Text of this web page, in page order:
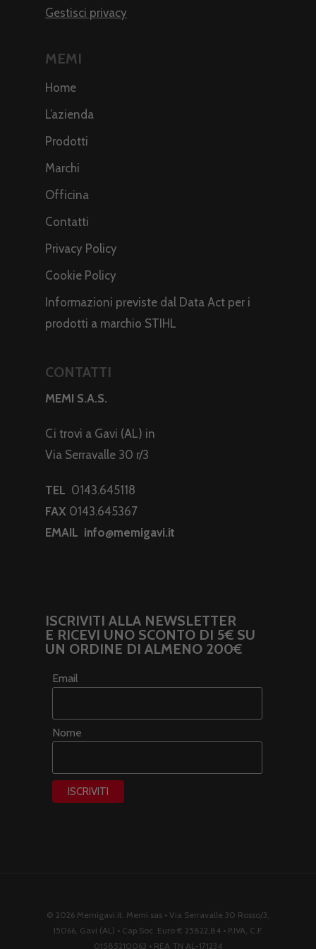
Gestisci privacy
MEMI
Home
L’azienda
Prodotti
Marchi
Officina
Contatti
Privacy Policy
Cookie Policy
Informazioni previste dal Data Act per i
prodotti a marchio STIHL
CONTATTI
MEMI S.A.S.
Ci trovi a Gavi (AL) in
Via Serravalle 30 r/3
TEL 0143.645118
FAX 0143.645367
EMAIL info@memigavi.it
ISCRIVITI ALLA NEWSLETTER
E RICEVI UNO SCONTO DI 5€ SU
UN ORDINE DI ALMENO 200€
Email
Nome
© 2026 Memigavi.it. Memi sas • Via Serravalle 30 Rosso/3,
15066, Gavi (AL) • Cap.Soc. Euro € 25822,84 • P.IVA, C.F.
01585210063 • REA TN AL-171234